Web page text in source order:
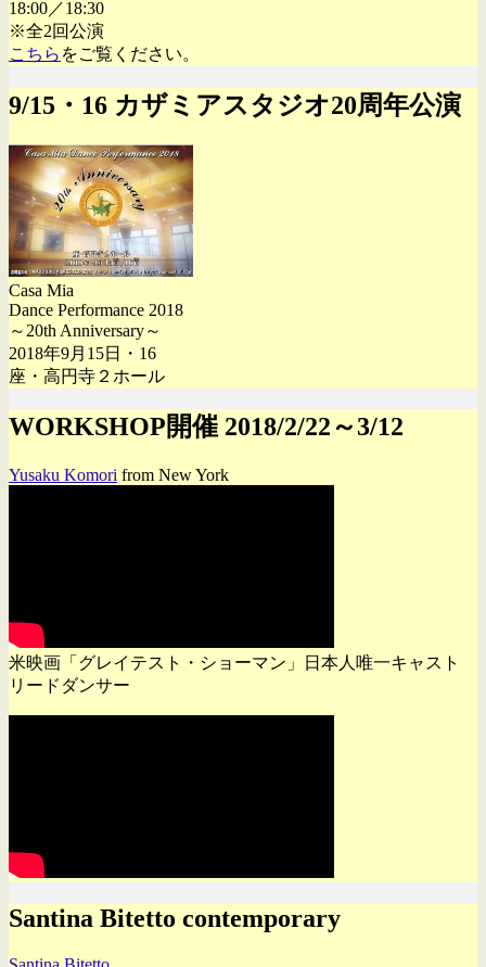
18:00／18:30
※全2回公演
こちら をご覧ください。
9/15・16 カザミアスタジオ20周年公演
Casa Mia
Dance Performance 2018
～20th Anniversary～
2018年9月15日・16
座・高円寺２ホール
WORKSHOP開催 2018/2/22～3/12
Yusaku Komori from New York
米映画「グレイテスト・ショーマン」日本人唯一キャスト
リードダンサー
Santina Bitetto contemporary